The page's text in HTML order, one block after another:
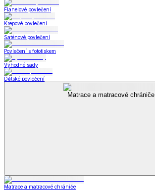
Flanelové povlečení
Krepové povlečení
Saténové povlečení
Povlečení s fototiskem
Výhodné sady
Dětské povlečení
Matrace a matracové chrániče
Matrace a matracové chrániče